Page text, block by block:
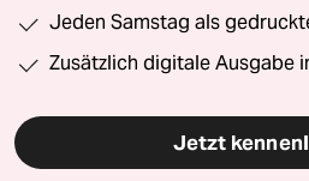
Jeden Samstag als
Zusätzlich digitale Ausgabe
Jetzt